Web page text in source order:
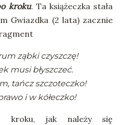
kroku. Ta książeczka stała
Gwiazdka (2 lata) zacznie
ząbki czyszczę!
musi błyszczeć.
tańcz szczoteczko!
i w kółeczko!
kroku, jak należy się